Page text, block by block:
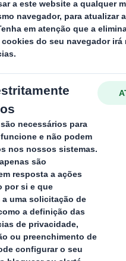
de fixação
interno da
internos são divisórias
que se adaptam à diversidades
similares. Desenvolvemos
de materiais: PP não tecidos,
a máxima protecção do seu
amolgadelas…
estes
para envolver o produto
Pode aproveitar a sua